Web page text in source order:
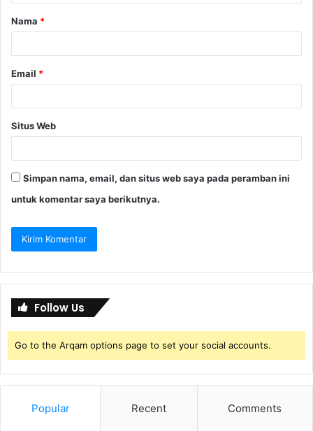
Nama *
Email *
Situs Web
Simpan nama, email, dan situs web saya pada peramban ini
untuk komentar saya berikutnya.
Follow Us
Go to the Arqam options page to set your social accounts.
Popular Recent Comments